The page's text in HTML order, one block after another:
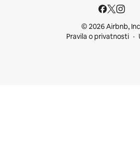
© 2026 Airbnb,
Pravila o privatnosti